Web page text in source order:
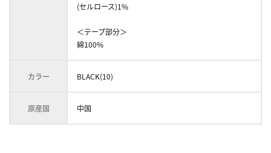
(セルロース)1%
＜テープ部分＞
綿100%
カラー BLACK(10)
原産国 中国